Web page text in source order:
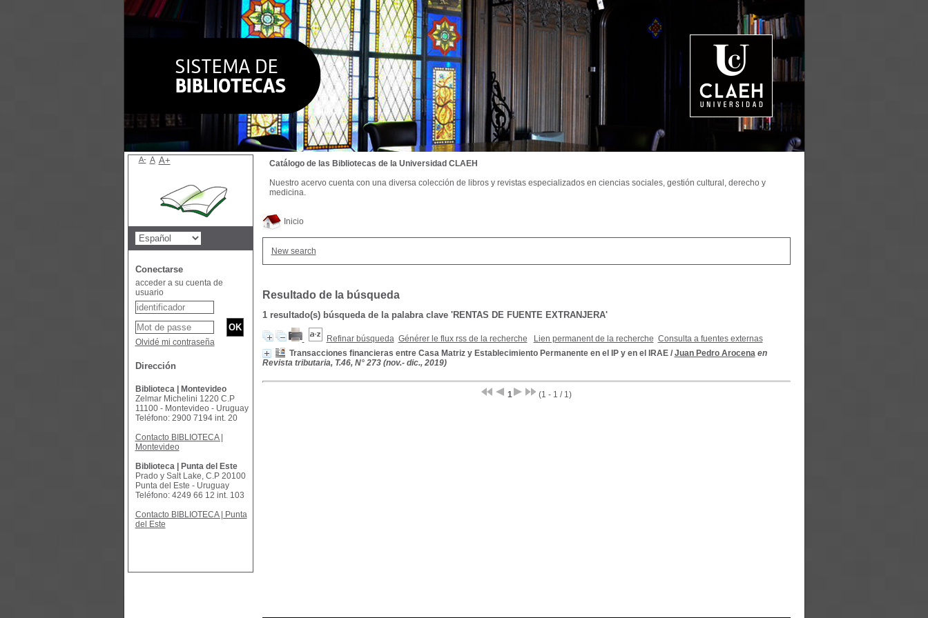
Inicio
New search
Resultado de la búsqueda
1 resultado(s) búsqueda de la palabra clave 'RENTAS DE FUENTE EXTRANJERA'
Refinar búsqueda Générer le flux rss de la recherche Lien permanent de la recherche Consulta a fuentes externas
Transacciones financieras entre Casa Matriz y Establecimiento Permanente en el IP y en el IRAE/ Juan Pedro Arocena en
Revista tributaria, T.46, N° 273 (nov.- dic., 2019)
1 (1 - 1 / 1)
Catálogo de las Bibliotecas de la Universidad CLAEH
Nuestro acervo cuenta con una diversa colección de libros y revistas especializados en ciencias sociales, gestión cultural, derecho y
medicina.
A- A A+
Conectarse
acceder a su cuenta de
usuario
Olvidé mi contraseña
Dirección
Biblioteca | Montevideo
Zelmar Michelini 1220 C.P
11100 - Montevideo - Uruguay
Teléfono: 2900 7194 int. 20
Contacto BIBLIOTECA |
Montevideo
Biblioteca | Punta del Este
Prado y Salt Lake, C.P 20100
Punta del Este - Uruguay
Teléfono: 4249 66 12 int. 103
Contacto BIBLIOTECA | Punta
del Este